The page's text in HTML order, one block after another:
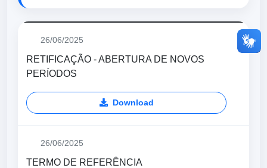
26/06/2025
RETIFICAÇÃO - ABERTURA DE NOVOS
PERÍODOS
Download
26/06/2025
TERMO DE REFERÊNCIA